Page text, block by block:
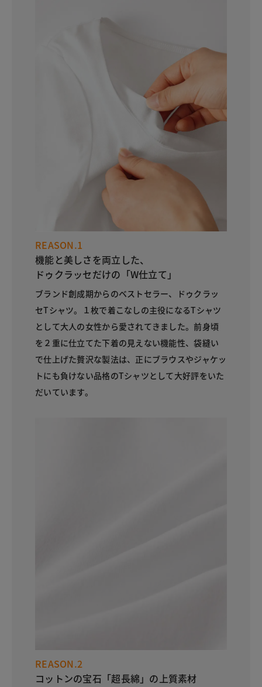
REASON.1
機能と美しさを両立した、
ドゥクラッセだけの「W仕立て」
ブランド創成期からのベストセラー、ドゥクラッ
セTシャツ。１枚で着こなしの主役になるTシャツ
として大人の女性から愛されてきました。前身頃
を２重に仕立てた下着の見えない機能性、袋縫い
で仕上げた贅沢な製法は、正にブラウスやジャケッ
トにも負けない品格のTシャツとして大好評をいた
だいています。
REASON.2
コットンの宝石「超長綿」の上質素材